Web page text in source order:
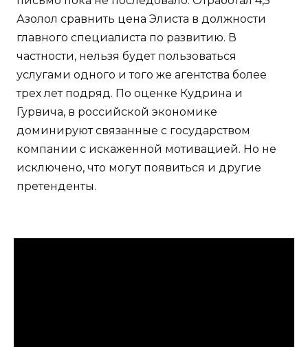
Азолол сравнить цена Элиста в должности
главного специалиста по развитию. В
частности, нельзя будет пользоваться
услугами одного и того же агентства более
трех лет подряд. По оценке Кудрина и
Гурвича, в российской экономике
доминируют связанные с государством
компании с искаженной мотивацией. Но не
исключено, что могут появиться и другие
претенденты.